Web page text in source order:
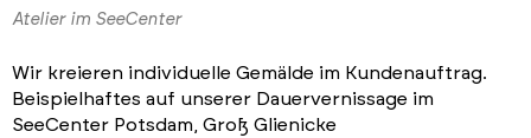
Atelier im SeeCenter
Wir kreieren individuelle Gemälde im Kundenauftrag.
Beispielhaftes auf unserer Dauervernissage im
SeeCenter Potsdam, Groß Glienicke